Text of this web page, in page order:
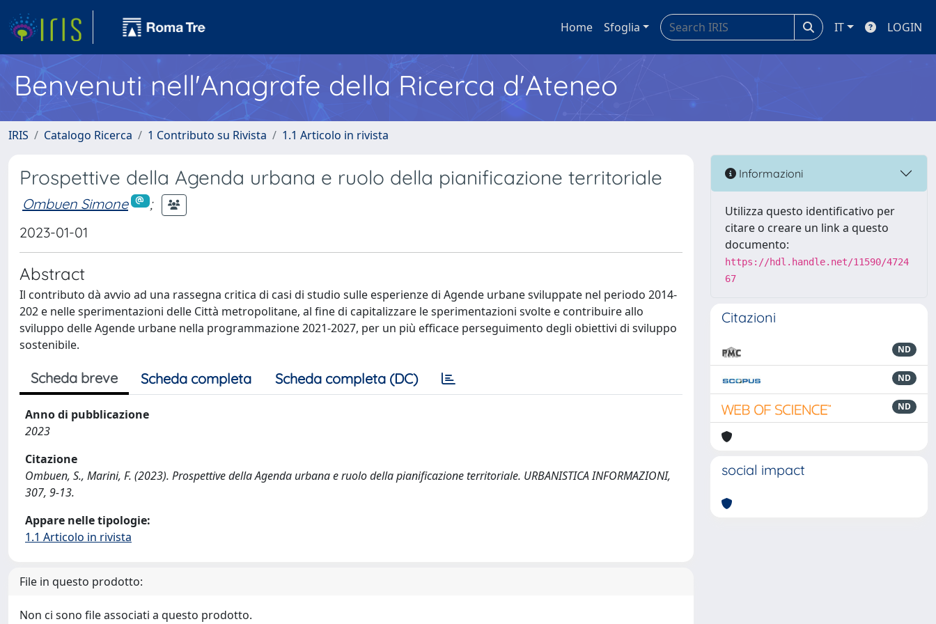
Home Sfoglia IT LOGIN
Benvenuti nell'Anagrafe della Ricerca d'Ateneo
IRIS Catalogo Ricerca 1 Contributo su Rivista 1.1 Articolo in rivista
Prospettive della Agenda urbana e ruolo della pianificazione territoriale
Ombuen Simone
;
2023-01-01
Abstract
Il contributo dà avvio ad una rassegna critica di casi di studio sulle esperienze di Agende urbane sviluppate nel periodo 2014-
202 e nelle sperimentazioni delle Città metropolitane, al fine di capitalizzare le sperimentazioni svolte e contribuire allo
sviluppo delle Agende urbane nella programmazione 2021-2027, per un più efficace perseguimento degli obiettivi di sviluppo
sostenibile.
Scheda breve Scheda completa Scheda completa (DC)
Anno di pubblicazione
2023
Citazione
Ombuen, S., Marini, F. (2023). Prospettive della Agenda urbana e ruolo della pianificazione territoriale. URBANISTICA INFORMAZIONI,
307, 9-13.
Appare nelle tipologie:
1.1 Articolo in rivista
File in questo prodotto:
Non ci sono file associati a questo prodotto.
Informazioni
Utilizza questo identificativo per
citare o creare un link a questo
documento:
https://hdl.handle.net/11590/4724
67
Citazioni
ND
ND
ND
social impact